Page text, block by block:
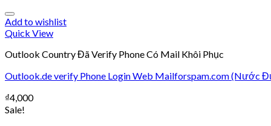
Add to wishlist
Quick View
Outlook Country Đã Verify Phone Có Mail Khôi Phục
Outlook.de verify Phone Login Web Mailforspam.com (Nước
₫4,000
Sale!